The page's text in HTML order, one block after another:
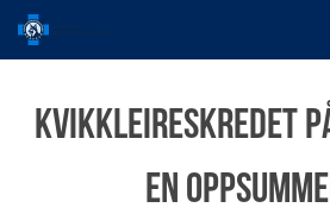
Kvikkleireskredet
en